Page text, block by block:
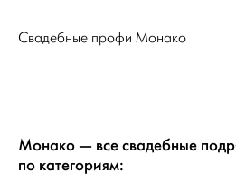
Свадебные профи Монако
Монако — все свадебные
по категориям: